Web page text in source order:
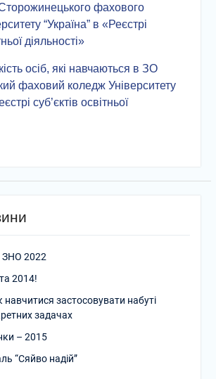
фахового
“Україна” в «Реєстрі
діяльності»
осіб, які навчаються в ЗО
фаховий коледж Університету
суб’єктів освітньої
ЗНО 2022
2014!
застосовувати набуті
задачах
– 2015
“Сяйво надій”